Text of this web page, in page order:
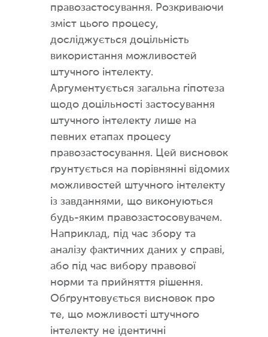
правозастосування. Розкриваючи
зміст цього процесу,
досліджується доцільність
використання можливостей
штучного інтелекту.
Аргументується загальна гіпотеза
щодо доцільності застосування
штучного інтелекту лише на
певних етапах процесу
правозастосування. Цей висновок
ґрунтується на порівнянні відомих
можливостей штучного інтелекту
із завданнями, що виконуються
будь-яким правозастосовувачем.
Наприклад, під час збору та
аналізу фактичних даних у справі,
або під час вибору правової
норми та прийняття рішення.
Обґрунтовується висновок про
те, що можливості штучного
інтелекту не ідентичні